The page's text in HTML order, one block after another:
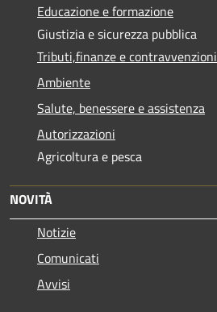
Educazione e formazione
Giustizia e sicurezza pubblica
Tributi,finanze e contravvenzioni
Ambiente
Salute, benessere e assistenza
Autorizzazioni
Agricoltura e pesca
NOVITÀ
Notizie
Comunicati
Avvisi